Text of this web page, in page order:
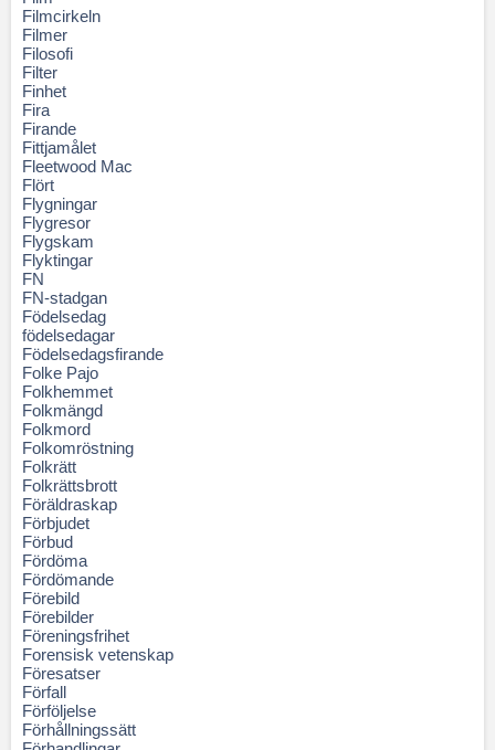
Filmcirkeln
Filmer
Filosofi
Filter
Finhet
Fira
Firande
Fittjamålet
Fleetwood Mac
Flört
Flygningar
Flygresor
Flygskam
Flyktingar
FN
FN-stadgan
Födelsedag
födelsedagar
Födelsedagsfirande
Folke Pajo
Folkhemmet
Folkmängd
Folkmord
Folkomröstning
Folkrätt
Folkrättsbrott
Föräldraskap
Förbjudet
Förbud
Fördöma
Fördömande
Förebild
Förebilder
Föreningsfrihet
Forensisk vetenskap
Föresatser
Förfall
Förföljelse
Förhållningssätt